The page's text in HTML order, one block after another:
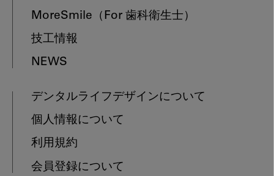
MoreSmile （For 歯科衛生士）
技工情報
NEWS
デンタルライフデザインについて
個人情報について
利用規約
会員登録について